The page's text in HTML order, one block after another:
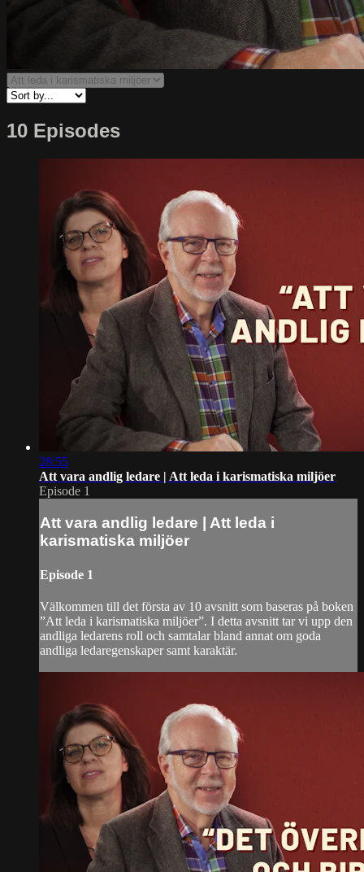
10 Episodes
28:55
Att vara andlig ledare | Att leda i karismatiska miljöer
Episode 1
Att vara andlig ledare | Att leda i
karismatiska miljöer
Episode 1
Välkommen till det första av 10 avsnitt som baseras på boken
”Att leda i karismatiska miljöer”. I detta avsnitt tar vi upp den
andliga ledarens roll och samtalar bland annat om goda
andliga ledaregenskaper samt karaktär.